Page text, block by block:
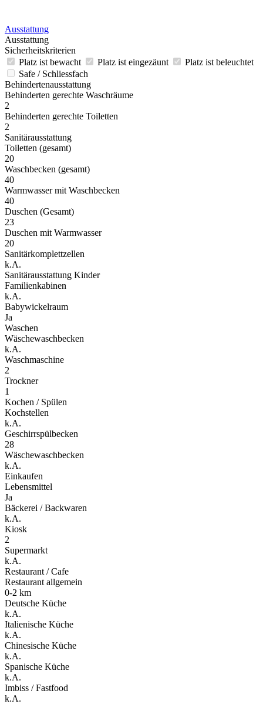
Ausstattung
Ausstattung
Sicherheitskriterien
Platz ist bewacht
Platz ist eingezäunt
Platz ist beleuchtet
Safe / Schliessfach
Behindertenausstattung
Behinderten gerechte Waschräume
2
Behinderten gerechte Toiletten
2
Sanitärausstattung
Toiletten (gesamt)
20
Waschbecken (gesamt)
40
Warmwasser mit Waschbecken
40
Duschen (Gesamt)
23
Duschen mit Warmwasser
20
Sanitärkomplettzellen
k.A.
Sanitärausstattung Kinder
Familienkabinen
k.A.
Babywickelraum
Ja
Waschen
Wäschewaschbecken
k.A.
Waschmaschine
2
Trockner
1
Kochen / Spülen
Kochstellen
k.A.
Geschirrspülbecken
28
Wäschewaschbecken
k.A.
Einkaufen
Lebensmittel
Ja
Bäckerei / Backwaren
k.A.
Kiosk
2
Supermarkt
k.A.
Restaurant / Cafe
Restaurant allgemein
0-2 km
Deutsche Küche
k.A.
Italienische Küche
k.A.
Chinesische Küche
k.A.
Spanische Küche
k.A.
Imbiss / Fastfood
k.A.